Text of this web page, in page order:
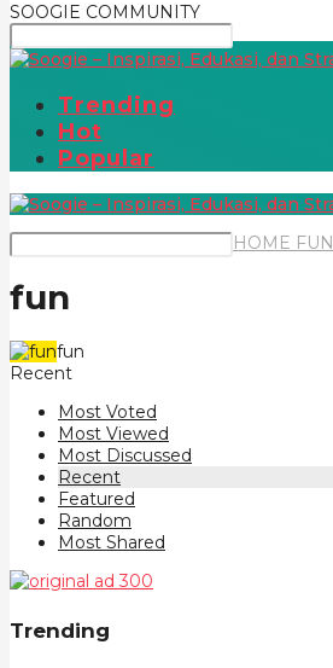
SOOGIE COMMUNITY
Trending
Hot
Popular
HOME FUN
fun
fun
Recent
Most Voted
Most Viewed
Most Discussed
Recent
Featured
Random
Most Shared
Trending